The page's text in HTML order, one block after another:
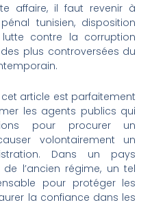
affaire, il faut revenir à
tunisien, disposition
contre la corruption
plus controversées du
cet article est parfaitement
les agents publics qui
pour procurer un
volontairement un
Dans un pays
l’ancien régime, un tel
pour protéger les
la confiance dans les